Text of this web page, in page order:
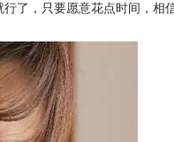
了，只要愿意花点时间，相